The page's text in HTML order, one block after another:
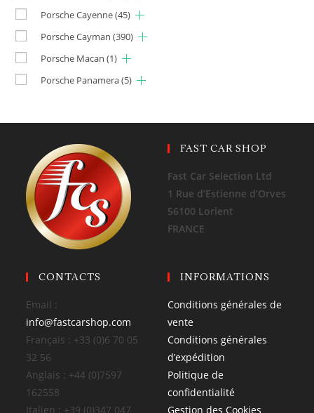
Porsche Cayenne(45)
Porsche Cayman (390)
Porsche Macan (1)
Porsche Panamera(5)
FAST CAR SHOP
Fast Car Selection Ltd
1 Rue d’Estienne d’Orves
56100 Lorient
FRANCE
CONTACTS
Email :
info@fastcarshop.com
Français : +33 (0)6 70 05
32 56
Anglais : +44 (0)7597
162558
Italien : +39 (0)347 047
INFORMATIONS
Conditions générales de
vente
Conditions générales
d’expédition
Politique de
confidentialité
Gestion des Cookies